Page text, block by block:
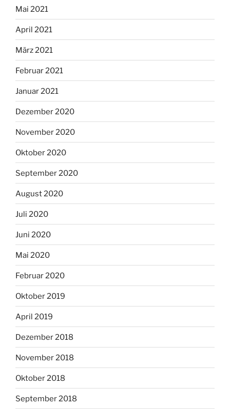
Mai 2021
April 2021
März 2021
Februar 2021
Januar 2021
Dezember 2020
November 2020
Oktober 2020
September 2020
August 2020
Juli 2020
Juni 2020
Mai 2020
Februar 2020
Oktober 2019
April 2019
Dezember 2018
November 2018
Oktober 2018
September 2018